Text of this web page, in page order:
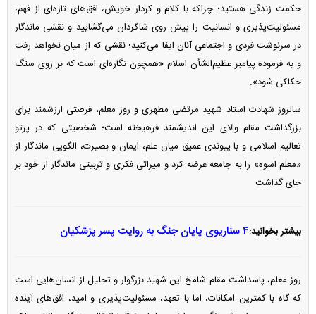
حکمت زندگی هستید؛ چراکه با کلام و کردار خویش، افق‌های تازه‌ای از فهم،
مسئولیت‌پذیری و انسانیت را پیش روی شاگردان می‌گشایید و نقشی ماندگار
در سرنوشت فردی و اجتماعی آنان ایفا می‌کنید؛ نقشی که از میان نخواهد رفت
و به فرموده پیامبر عظیم‌الشأن اسلام «همچون نگاره‌ای است که بر روی سنگ
حکاکی شود».
سالروز شهادت استاد شهید مرتضی مطهری و روز معلم، فرصتی ارزشمند برای
بزرگداشت مقام والای این اندیشمند فرهیخته است؛ شخصیتی که در پرتو
تعالیم اسلامی و با پیوندی عمیق میان علم، ایمان و بصیرت، الگویی ماندگار از
«معلم اسوه» را به جامعه عرضه کرد و میراثی فکری و تربیتی ماندگار از خود بر
جای گذاشت
بیشتر بخوانید:۴ سناریوی پایان جنگ به روایت پسر پزشکیان
روز معلم، پاسداشت مقام شامخ این شهید بزرگوار و تجلیل از انسان‌هایی است
که گاه با کمترین امکانات، اما با تعهد، مسئولیت‌پذیری و امید، افق‌های آینده